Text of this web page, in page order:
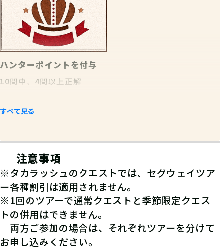
ハンターポイントを付与
10問中、4問以上正解
すべて見る
注意事項
※タカラッシュのクエストでは、セグウェイツア
ー各種割引は適用されません。
※1回のツアーで通常クエストと季節限定クエス
トの併用はできません。
両方ご参加の場合は、それぞれツアーを分けて
お申し込みください。